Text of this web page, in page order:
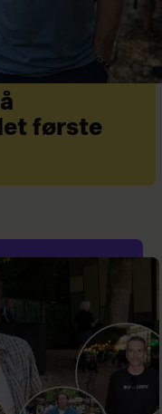
første